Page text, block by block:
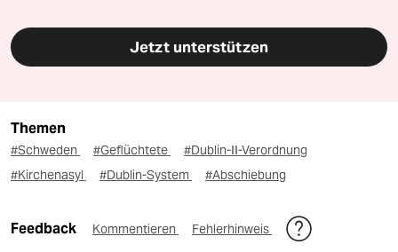
Jetzt unterstützen
Themen
#Schweden #Geflüchtete
#Dublin-II-Verordnung
#Kirchenasyl
#Dublin-System #Abschiebung
Feedback Kommentieren Fehlerhinweis